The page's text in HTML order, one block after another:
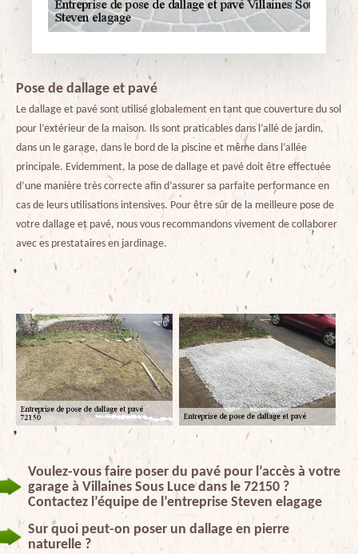
Pose de dallage et pavé
Le dallage et pavé sont utilisé globalement en tant que couverture du sol
pour l’extérieur de la maison. Ils sont praticables dans l’allé de jardin,
dans un le garage, dans le bord de la piscine et même dans l’allée
principale. Evidemment, la pose de dallage et pavé doit être effectuée
d’une manière très correcte afin d’assurer sa parfaite performance en
cas de leurs utilisations intensives. Pour être sûr de la meilleure pose de
votre dallage et pavé, nous vous recommandons vivement de collaborer
avec es prestataires en jardinage.
Voulez-vous faire poser du pavé pour l’accès à votre
garage à Villaines Sous Luce dans le 72150 ?
Contactez l’équipe de l’entreprise Steven elagage
Sur quoi peut-on poser un dallage en pierre
naturelle ?